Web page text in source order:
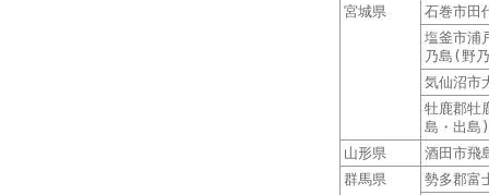
宮城県
石巻市田
塩釜市浦
乃島(野
気仙沼市
牡鹿郡牡
島・出島)
山形県
酒田市飛
群馬県
勢多郡富